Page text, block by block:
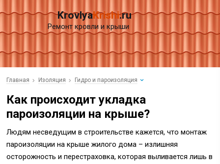
KrovlyaKrishi.ru
Ремонт кровли и крыши
Главная Изоляция Гидро и пароизоляция
Как происходит укладка
пароизоляции на крыше?
Людям несведущим в строительстве кажется, что монтаж
пароизоляции на крыше жилого дома – излишняя
осторожность и перестраховка, которая выливается лишь в